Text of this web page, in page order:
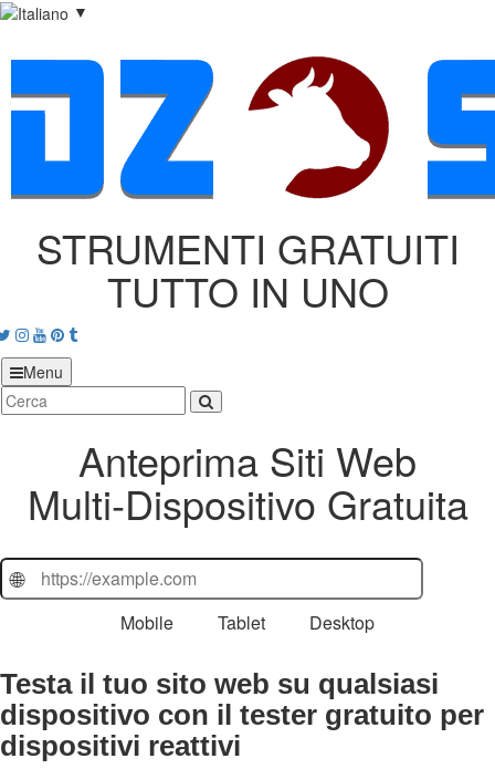
▼
STRUMENTI GRATUITI
TUTTO IN UNO
Twitter
Instagram
Youtube
Pinterest
tumblr
Menu
Anteprima Siti Web
Multi‑Dispositivo Gratuita
🌐
Mobile Tablet Desktop
Testa il tuo sito web su qualsiasi
dispositivo con il tester gratuito per
dispositivi reattivi